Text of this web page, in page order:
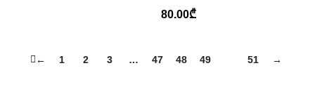
80.00₾
← 1 2 3 … 47 48 49 51 →